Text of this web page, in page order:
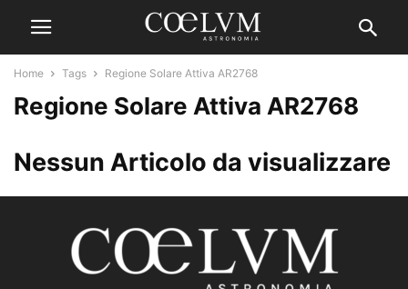
Home Tags Regione Solare Attiva AR2768
Regione Solare Attiva AR2768
Nessun Articolo da visualizzare